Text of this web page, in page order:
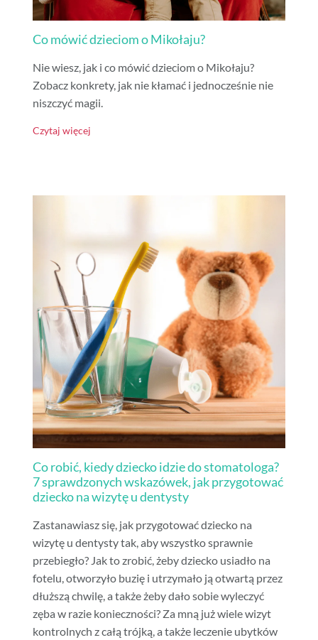
Co mówić dzieciom o Mikołaju?
Nie wiesz, jak i co mówić dzieciom o Mikołaju?
Zobacz konkrety, jak nie kłamać i jednocześnie nie
niszczyć magii.
Czytaj więcej
Co robić, kiedy dziecko idzie do stomatologa?
7 sprawdzonych wskazówek, jak przygotować
dziecko na wizytę u dentysty
Zastanawiasz się, jak przygotować dziecko na
wizytę u dentysty tak, aby wszystko sprawnie
przebiegło? Jak to zrobić, żeby dziecko usiadło na
fotelu, otworzyło buzię i utrzymało ją otwartą przez
dłuższą chwilę, a także żeby dało sobie wyleczyć
zęba w razie konieczności? Za mną już wiele wizyt
kontrolnych z całą trójką, a także leczenie ubytków